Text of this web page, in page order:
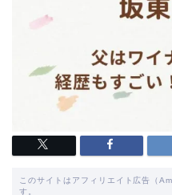
このサイトはアフィリエイト広告（
す。